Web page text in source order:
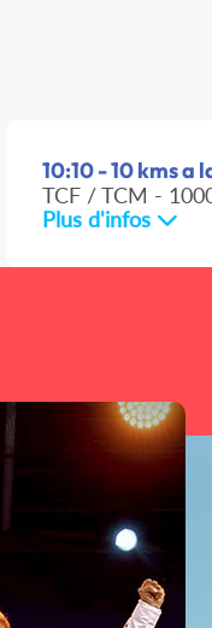
10:10 - 10 kms a
TCF / TCM -
Plus d'infos